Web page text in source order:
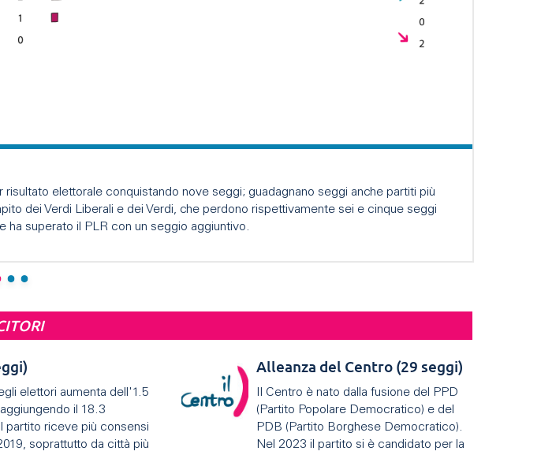
elettorale conquistando nove seggi; guadagnano seggi anche partiti più
dei Verdi Liberali e dei Verdi, che perdono rispettivamente sei e cinque seggi
ha superato il PLR con un seggio aggiuntivo.
elettori aumenta dell'1.5
il 18.3
partito riceve più consensi
soprattutto da città più
Alleanza del Centro (29 seggi)
Il Centro è nato dalla fusione del PPD
(Partito Popolare Democratico) e del
PDB (Partito Borghese Democratico).
Nel 2023 il partito si è candidato per la